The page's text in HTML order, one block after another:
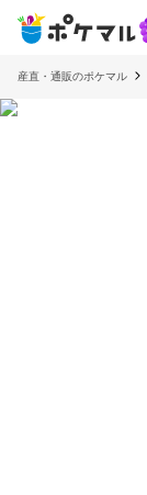
産直・通販のポケマル